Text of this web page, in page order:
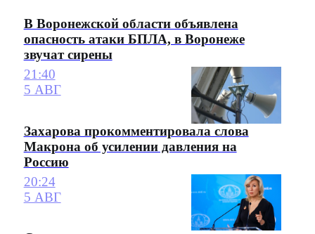
В Воронежской области объявлена
опасность атаки БПЛА, в Воронеже
звучат сирены
21:40
5 АВГ
Захарова прокомментировала слова
Макрона об усилении давления на
Россию
20:24
5 АВГ